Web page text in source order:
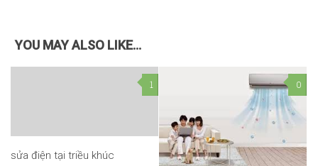
YOU MAY ALSO LIKE...
1
sửa điện tại triều khúc
0